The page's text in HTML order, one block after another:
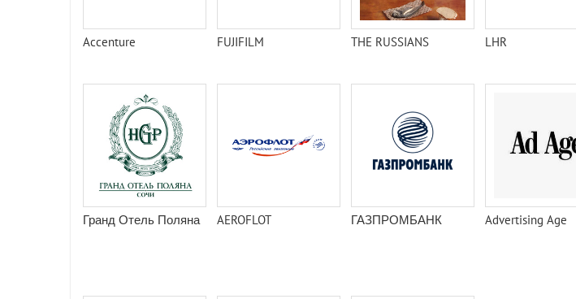
Accenture FUJIFILM THE RUSSIANS LHR
Гранд Отель Поляна AEROFLOT ГАЗПРОМБАНК Advertising Age